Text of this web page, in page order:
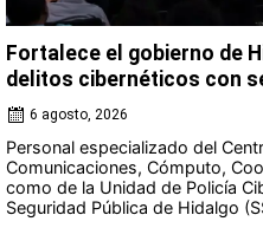
Fortalece el gobierno de
delitos cibernéticos con
6 agosto, 2026
Personal especializado del
Comunicaciones, Cómputo,
como de la Unidad de Policía
Seguridad Pública de Hidalgo